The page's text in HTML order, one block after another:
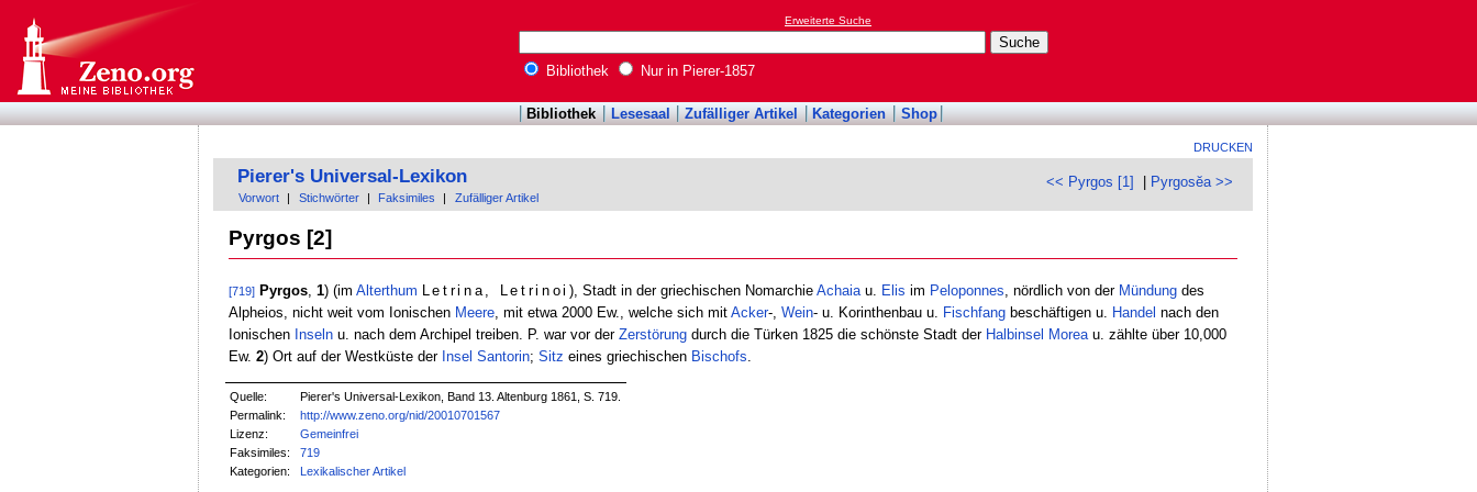
Erweiterte Suche
Bibliothek Nur in Pierer-1857
Bibliothek Lesesaal Zufälliger Artikel Kategorien Shop
DRUCKEN
<< Pyrgos [1] Pyrgosĕa >>
Pierer's Universal-Lexikon
Vorwort Stichwörter Faksimiles Zufälliger Artikel
Pyrgos [2]
[719] Pyrgos, 1) (im Alterthum Letrina, Letrinoi ), Stadt in der griechischen Nomarchie Achaia u. Elis im Peloponnes , nördlich von der Mündung des
Alpheios, nicht weit vom Ionischen Meere, mit etwa 2000 Ew., welche sich mit Acker-, Wein- u. Korinthenbau u. Fischfangbeschäftigen u. Handel nach den
Ionischen Inselnu. nach dem Archipel treiben. P. war vor der Zerstörungdurch die Türken 1825 die schönste Stadt der Halbinsel Moreau. zählte über 10,000
Ew. 2) Ort auf der Westküste der Insel Santorin; Sitz eines griechischen Bischofs
Quelle:
Pierer's Universal-Lexikon, Band 13. Altenburg 1861, S. 719.
Permalink:
http://www.zeno.org/nid/20010701567
Lizenz:
Gemeinfrei
Faksimiles:
719
Kategorien:
Lexikalischer Artikel